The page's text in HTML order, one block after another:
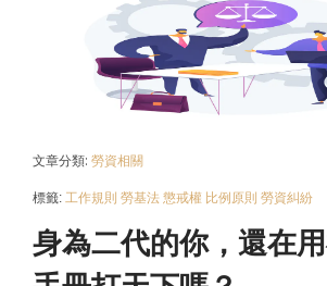
文章分類: 勞資相關
標籤: 工作規則 勞基法 懲戒權 比例原則 勞資糾紛
身為二代的你，還在